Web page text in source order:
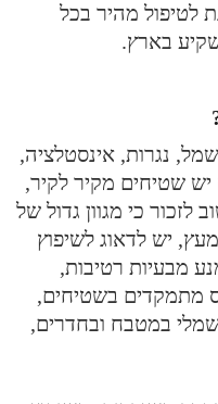
לטיפול מהיר בכל
בארץ.
נגרות, אינסטלציה,
יש שטיחים מקיר לקיר,
כי מגוון גדול של
יש לדאוג לשיפוץ
מבעיות רטיבות,
מתמקדים בשטיחים,
במטבח ובחדרים,